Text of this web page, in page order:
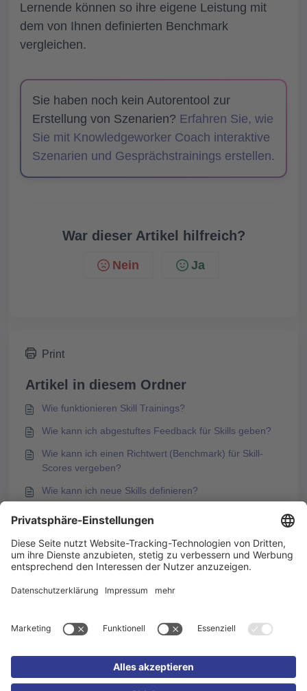
Lernende können so ihre eigene Leistung mit
dem von Ihnen definierten Benchmark
vergleichen.
Sie haben noch kein Autorentool zur
Erstellung von Szenarien? Erfahren Sie, wie
Sie mit Knowledgeworker Coach interaktive
Szenarien und Gesprächstrainings erstellen.
War dieser Artikel hilfreich?
Nein Ja
Print
Artikel in diesem Ordner
Wie funktionieren Skill Trainings?
Wie kann ich abgestuftes Feedback für Skills geben?
Wie kann ich einen Richtwert (Benchmark) für Skill-
Scores vergeben?
Wie kann ich neue Skills definieren?
Das könnte Sie auch interessieren
Wie funktionieren Skill Trainings?
Wie kann ich neue Skills definieren?
KAI – E-Learning mit KI erstellen in Knowledgeworker
Knowledgeworker Coach Begriffe